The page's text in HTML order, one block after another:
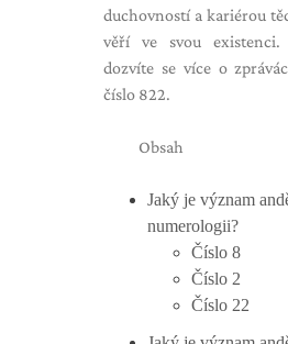
duchovností a kariérou
věří ve svou
dozvíte se více o
číslo 822.
Obsah
Jaký je význam
numerologii?
Číslo 8
Číslo 2
Číslo 22